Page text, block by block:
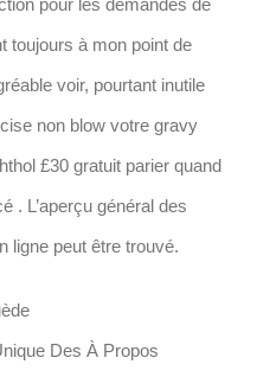
pour les demandes de
toujours à mon point de
voir, pourtant inutile
non blow votre gravy
£30 gratuit parier quand
. L’aperçu général des
ligne peut être trouvé.
Des À Propos